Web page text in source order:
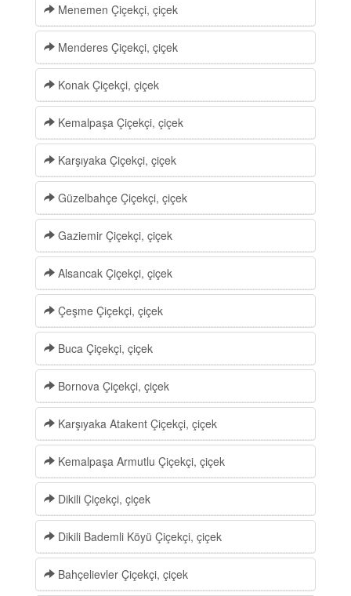
Menemen Çiçekçi, çiçek
Menderes Çiçekçi, çiçek
Konak Çiçekçi, çiçek
Kemalpaşa Çiçekçi, çiçek
Karşıyaka Çiçekçi, çiçek
Güzelbahçe Çiçekçi, çiçek
Gaziemir Çiçekçi, çiçek
Alsancak Çiçekçi, çiçek
Çeşme Çiçekçi, çiçek
Buca Çiçekçi, çiçek
Bornova Çiçekçi, çiçek
Karşıyaka Atakent Çiçekçi, çiçek
Kemalpaşa Armutlu Çiçekçi, çiçek
Dikili Çiçekçi, çiçek
Dikili Bademli Köyü Çiçekçi, çiçek
Bahçelievler Çiçekçi, çiçek